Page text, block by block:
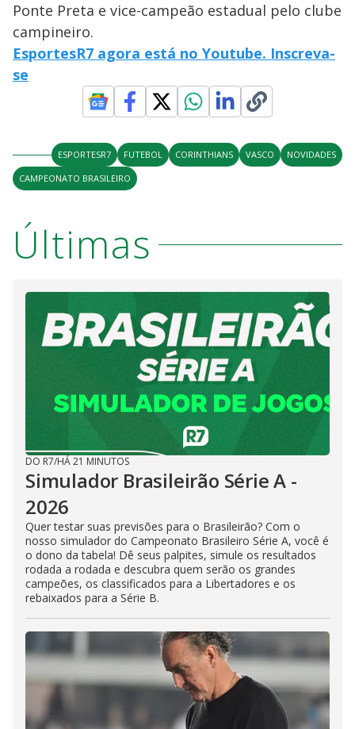
Ponte Preta e vice-campeão estadual pelo clube
campineiro.
EsportesR7 agora está no Youtube. Inscreva-
se
ESPORTESR7 FUTEBOL CORINTHIANS VASCO
NOVIDADES
CAMPEONATO BRASILEIRO
Últimas
DO R7/HÁ 21 MINUTOS
Simulador Brasileirão Série A -
2026
Quer testar suas previsões para o Brasileirão? Com o
nosso simulador do Campeonato Brasileiro Série A, você é
o dono da tabela! Dê seus palpites, simule os resultados
rodada a rodada e descubra quem serão os grandes
campeões, os classificados para a Libertadores e os
rebaixados para a Série B.